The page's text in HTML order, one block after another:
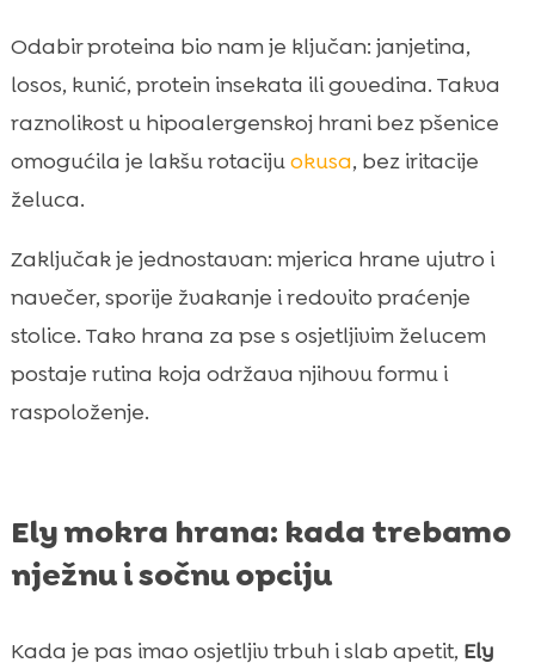
Odabir proteina bio nam je ključan: janjetina,
losos, kunić, protein insekata ili govedina. Takva
raznolikost u hipoalergenskoj hrani bez pšenice
omogućila je lakšu rotacijuokusa, bez iritacije
želuca.
Zaključak je jednostavan: mjerica hrane ujutro i
navečer, sporije žvakanje i redovito praćenje
stolice. Tako hrana za pse s osjetljivim želucem
postaje rutina koja održava njihovu formu i
raspoloženje.
Ely mokra hrana: kada trebamo
nježnu i sočnu opciju
Kada je pas imao osjetljiv trbuh i slab apetit, Ely